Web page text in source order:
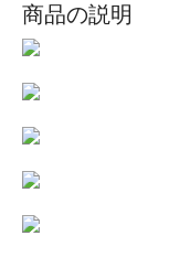
商品の説明